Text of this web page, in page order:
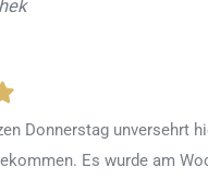
Donnerstag unversehrt
Es wurde am